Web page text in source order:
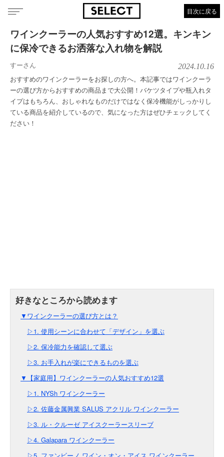
目次に戻る
ワインクーラーの人気おすすめ12選。キンキン
に保冷できるお洒落な入れ物を解説
すーさん 2024.10.16
おすすめのワインクーラーをお探しの方へ。本記事ではワインクーラ
ーの選び方からおすすめの商品まで大公開！バケツタイプや瓶入れタ
イプはもちろん、おしゃれなものだけではなく保冷機能がしっかりし
ている商品を紹介しているので、気になった方はぜひチェックしてく
ださい！
▼ワインクーラーの選び方とは？
▷1. 使用シーンに合わせて「デザイン」を選ぶ
▷2. 保冷能力を確認して選ぶ
▷3. お手入れが楽にできるものを選ぶ
▼【家庭用】ワインクーラーの人気おすすめ12選
▷1. NYSh ワインクーラー
▷2. 佐藤金属興業 SALUS アクリル ワインクーラー
▷3. ル・クルーゼ アイスクーラースリーブ
▷4. Galapara ワインクーラー